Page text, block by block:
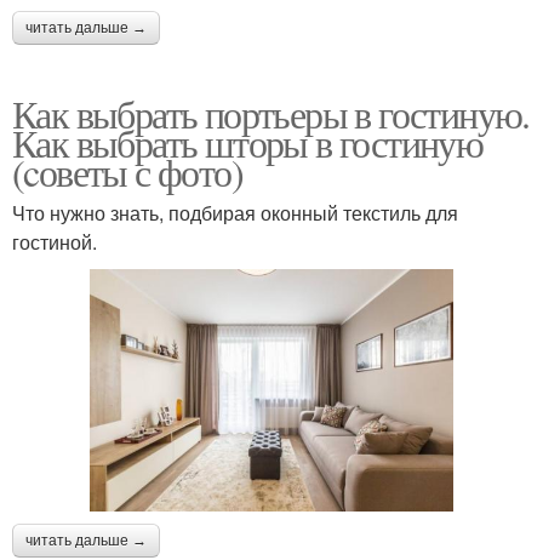
Шторы для зала
Элитные шторы
Красивые шторы Шторы в интерьере
читать дальше →
Как выбрать портьеры в гостиную.
Как выбрать шторы в гостиную
(cоветы с фото)
Что нужно знать, подбирая оконный текстиль для
гостиной.
читать дальше →